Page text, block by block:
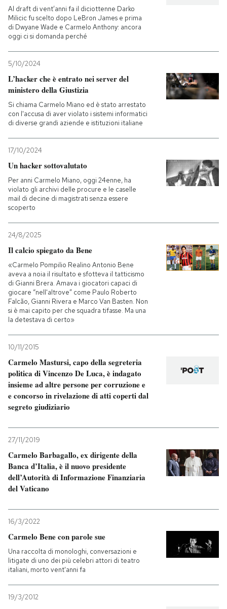
Al draft di vent’anni fa il diciottenne Darko
Milicic fu scelto dopo LeBron James e prima
di Dwyane Wade e Carmelo Anthony: ancora
oggi ci si domanda perché
5/10/2024
L’hacker che è entrato nei server del
ministero della Giustizia
Si chiama Carmelo Miano ed è stato arrestato
con l'accusa di aver violato i sistemi informatici
di diverse grandi aziende e istituzioni italiane
17/10/2024
Un hacker sottovalutato
Per anni Carmelo Miano, oggi 24enne, ha
violato gli archivi delle procure e le caselle
mail di decine di magistrati senza essere
scoperto
24/8/2025
Il calcio spiegato da Bene
«Carmelo Pompilio Realino Antonio Bene
aveva a noia il risultato e sfotteva il tatticismo
di Gianni Brera. Amava i giocatori capaci di
giocare “nell'altrove” come Paulo Roberto
Falcão, Gianni Rivera e Marco Van Basten. Non
si è mai capito per che squadra tifasse. Ma una
la detestava di certo»
10/11/2015
Carmelo Mastursi, capo della segreteria
politica di Vincenzo De Luca, è indagato
insieme ad altre persone per corruzione e
e concorso in rivelazione di atti coperti dal
segreto giudiziario
27/11/2019
Carmelo Barbagallo, ex dirigente della
Banca d’Italia, è il nuovo presidente
dell’Autorità di Informazione Finanziaria
del Vaticano
16/3/2022
Carmelo Bene con parole sue
Una raccolta di monologhi, conversazioni e
litigate di uno dei più celebri attori di teatro
italiani, morto vent'anni fa
19/3/2012